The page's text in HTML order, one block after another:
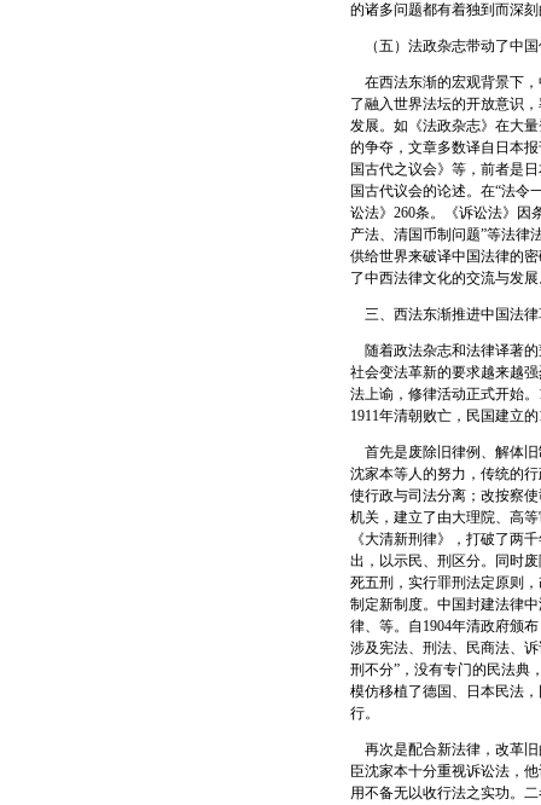
的诸多问题都有着独到而深
（五）法政杂志带动了中国
在西法东渐的宏观背景下，
了融入世界法坛的开放意识
发展。如《法政杂志》在大
的争夺，文章多数译自日本
国古代之议会》等，前者是
国古代议会的论述。在“法令
讼法》260条。《诉讼法》因
产法、清国币制问题”等法律
供给世界来破译中国法律的
了中西法律文化的交流与发
三、西法东渐推进中国法律
随着政法杂志和法律译著的
社会变法革新的要求越来越
法上谕，修律活动正式开始
1911年清朝败亡，民国建立
首先是废除旧律例、解体旧
沈家本等人的努力，传统的
使行政与司法分离；改按察
机关，建立了由大理院、高
《大清新刑律》，打破了两
出，以示民、刑区分。同时
死五刑，实行罪刑法定原则
制定新制度。中国封建法律
律、等。自1904年清政府颁
涉及宪法、刑法、民商法、
刑不分”，没有专门的民法典
模仿移植了德国、日本民法
行。
再次是配合新法律，改革旧
臣沈家本十分重视诉讼法，
用不备无以收行法之实功。